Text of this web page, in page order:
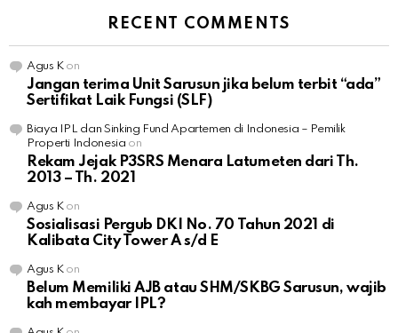
RECENT COMMENTS
Agus Kon
Jangan terima Unit Sarusun jika belum terbit “ada”
Sertifikat Laik Fungsi (SLF)
Biaya IPL dan Sinking Fund Apartemen di Indonesia – Pemilik
Properti Indonesia on
Rekam Jejak P3SRS Menara Latumeten dari Th.
2013 – Th. 2021
Agus Kon
Sosialisasi Pergub DKI No. 70 Tahun 2021 di
Kalibata City Tower A s/d E
Agus Kon
Belum Memiliki AJB atau SHM/SKBG Sarusun, wajib
kah membayar IPL?